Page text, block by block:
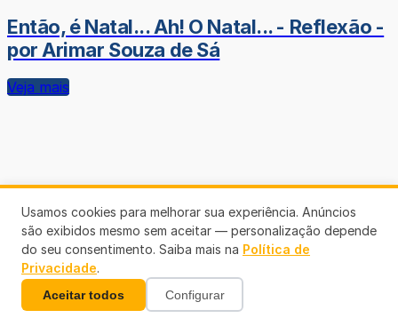
Então, é Natal... Ah! O Natal... - Reflexão -
por Arimar Souza de Sá
Veja mais
Usamos cookies para melhorar sua experiência. Anúncios
são exibidos mesmo sem aceitar — personalização depende
do seu consentimento. Saiba mais na Política de
Privacidade.
Aceitar todos Configurar